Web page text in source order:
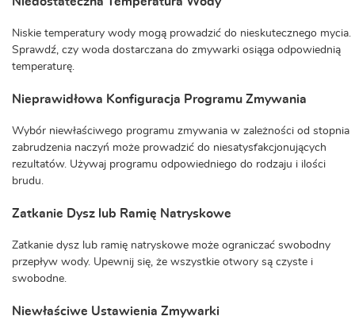
Niskie temperatury wody mogą prowadzić do nieskutecznego mycia.
Sprawdź, czy woda dostarczana do zmywarki osiąga odpowiednią
temperaturę.
Nieprawidłowa Konfiguracja Programu Zmywania
Wybór niewłaściwego programu zmywania w zależności od stopnia
zabrudzenia naczyń może prowadzić do niesatysfakcjonujących
rezultatów. Używaj programu odpowiedniego do rodzaju i ilości
brudu.
Zatkanie Dysz lub Ramię Natryskowe
Zatkanie dysz lub ramię natryskowe może ograniczać swobodny
przepływ wody. Upewnij się, że wszystkie otwory są czyste i
swobodne.
Niewłaściwe Ustawienia Zmywarki